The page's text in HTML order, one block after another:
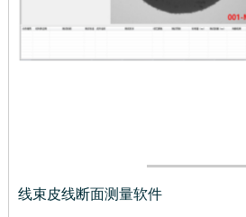
线束皮线断面测量软件